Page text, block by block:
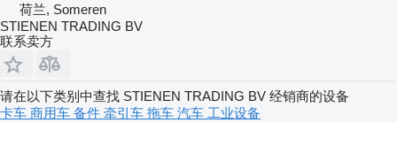
荷兰, Someren
STIENEN TRADING BV
联系卖方
请在以下类别中查找 STIENEN TRADING BV 经销商的设备
卡车 商用车 备件 牵引车 拖车 汽车 工业设备